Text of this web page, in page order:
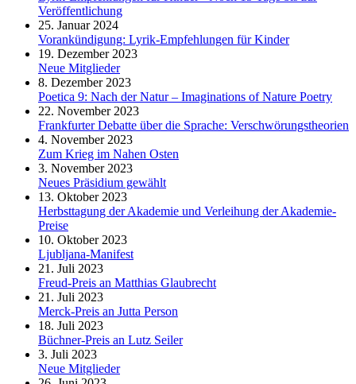
Veröffentlichung
25. Januar 2024
Vorankündigung: Lyrik-Empfehlungen für Kinder
19. Dezember 2023
Neue Mitglieder
8. Dezember 2023
Poetica 9: Nach der Natur – Imaginations of Nature Poetry
22. November 2023
Frankfurter Debatte über die Sprache: Verschwörungstheorien
4. November 2023
Zum Krieg im Nahen Osten
3. November 2023
Neues Präsidium gewählt
13. Oktober 2023
Herbsttagung der Akademie und Verleihung der Akademie-
Preise
10. Oktober 2023
Ljubljana-Manifest
21. Juli 2023
Freud-Preis an Matthias Glaubrecht
21. Juli 2023
Merck-Preis an Jutta Person
18. Juli 2023
Büchner-Preis an Lutz Seiler
3. Juli 2023
Neue Mitglieder